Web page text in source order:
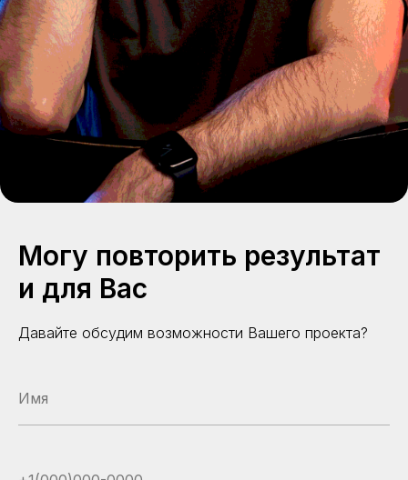
Могу повторить результат
и для Вас
Давайте обсудим возможности Вашего проекта?
Сайт создан в РОСТ
Политика конфиденциальности
Частный директолог в
Москве
2026 © Все права
защищены